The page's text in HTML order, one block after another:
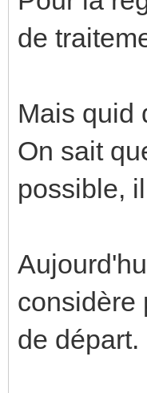
de
Mais quid
On sait
possible,
considère
de départ.